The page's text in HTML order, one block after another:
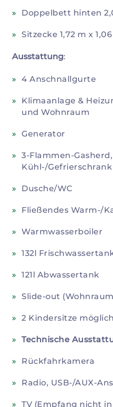
Doppelbett hinten
Sitzecke 1,72 m x
Ausstattung:
4 Anschnallgurte
Klimaanlage &
und Wohnraum
Generator
3-Flammen-
Kühl-/Gefrierschrank
Dusche/WC
Fließendes Warm-/
Warmwasserboiler
132l
121l Abwassertank
Slide-out
2 Kindersitze möglich
Technische
Rückfahrkamera
Radio, USB-/AUX-
TV (Empfang nicht